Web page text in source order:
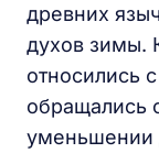
древних
духов зимы.
относились
обращались
уменьшении